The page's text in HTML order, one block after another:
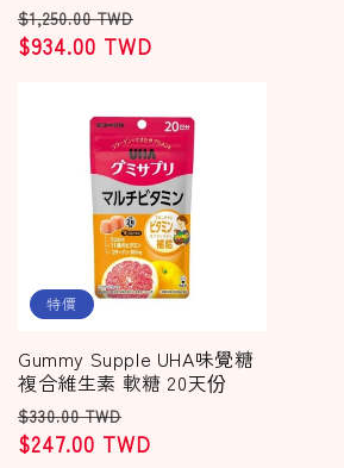
定
價
$1,250.00 TWD
價
$934.00 TWD
特價
Gummy Supple UHA味覺糖
複合維生素 軟糖 20天份
定
價
$330.00 TWD
價
$247.00 TWD